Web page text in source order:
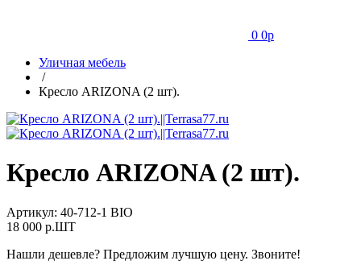
0 0p
Уличная мебель
/
Кресло ARIZONA (2 шт).
Кресло ARIZONA (2 шт).
Артикул: 40-712-1 BIO
18 000 p.ШТ
Нашли дешевле? Предложим лучшую цену. Звоните!